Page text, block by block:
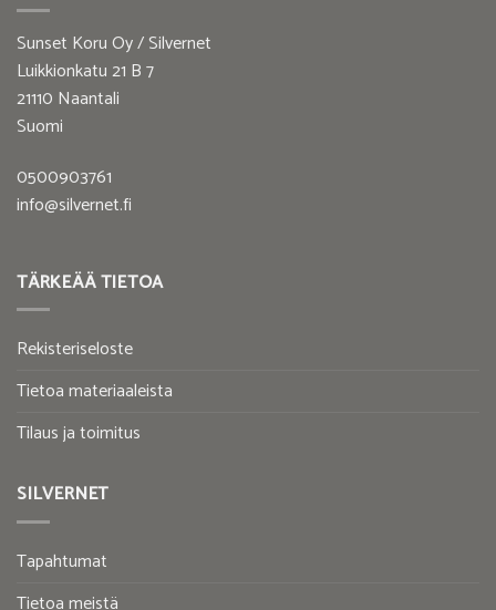
Sunset Koru Oy / Silvernet
Luikkionkatu 21 B 7
21110 Naantali
Suomi
0500903761
info@silvernet.fi
TÄRKEÄÄ TIETOA
Rekisteriseloste
Tietoa materiaaleista
Tilaus ja toimitus
SILVERNET
Tapahtumat
Tietoa meistä